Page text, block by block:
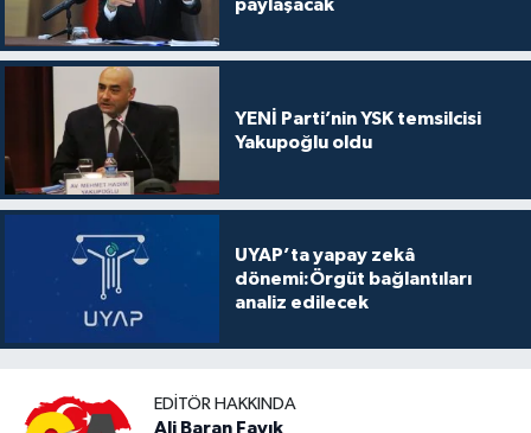
paylaşacak
YENİ Parti’nin YSK temsilcisi
Yakupoğlu oldu
UYAP’ta yapay zekâ
dönemi:Örgüt bağlantıları
analiz edilecek
EDITÖR HAKKINDA
Ali Baran Fayık